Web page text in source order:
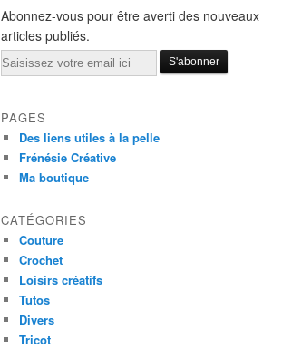
Abonnez-vous pour être averti des nouveaux
articles publiés.
Email
PAGES
Des liens utiles à la pelle
Frénésie Créative
Ma boutique
CATÉGORIES
Couture
Crochet
Loisirs créatifs
Tutos
Divers
Tricot